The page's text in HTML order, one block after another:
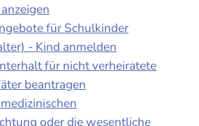
für Schulkinder
- Kind anmelden
für nicht verheiratete
beantragen
oder die wesentliche